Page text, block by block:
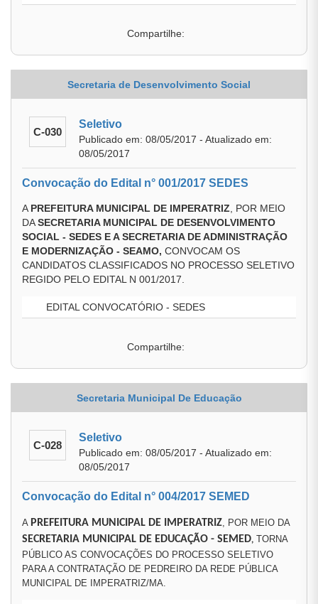
Compartilhe:
Secretaria de Desenvolvimento Social
C-030
Seletivo
Publicado em: 08/05/2017 - Atualizado em:
08/05/2017
Convocação do Edital n° 001/2017 SEDES
A PREFEITURA MUNICIPAL DE IMPERATRIZ , POR MEIO
DASECRETARIA MUNICIPAL DE DESENVOLVIMENTO
SOCIAL - SEDES E A SECRETARIA DE ADMINISTRAÇÃO
E MODERNIZAÇÃO - SEAMO, CONVOCAM OS
CANDIDATOS CLASSIFICADOS NO PROCESSO SELETIVO
REGIDO PELO EDITAL N 001/2017.
EDITAL CONVOCATÓRIO - SEDES
Compartilhe:
Secretaria Municipal De Educação
C-028
Seletivo
Publicado em: 08/05/2017 - Atualizado em:
08/05/2017
Convocação do Edital n° 004/2017 SEMED
A PREFEITURA MUNICIPAL DE IMPERATRIZ, POR MEIO DA
SECRETARIA MUNICIPAL DE EDUCAÇÃO - SEMED, TORNA
PÚBLICO AS CONVOCAÇÕES DO PROCESSO SELETIVO
PARA A CONTRATAÇÃO DE PEDREIRO DA REDE PÚBLICA
MUNICIPAL DE IMPERATRIZ/MA.